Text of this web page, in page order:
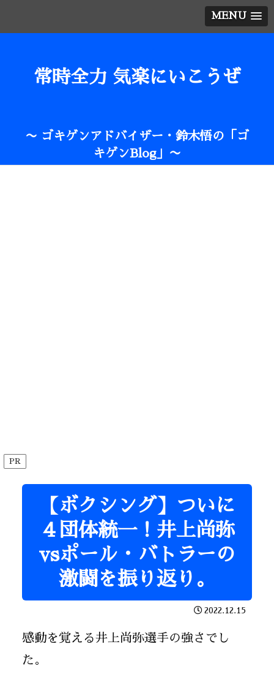
MENU
常時全力 気楽にいこうぜ
〜 ゴキゲンアドバイザー・鈴木悟の「ゴ
キゲンBlog」〜
PR
【ボクシング】ついに
４団体統一！井上尚弥
vsポール・バトラーの
激闘を振り返り。
2022.12.15
感動を覚える井上尚弥選手の強さでし
た。